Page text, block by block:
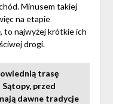
Minusem takiej
na etapie
to najwyżej krótkie ich
drogi.
trasę
Sątopy, przed
dawne tradycje